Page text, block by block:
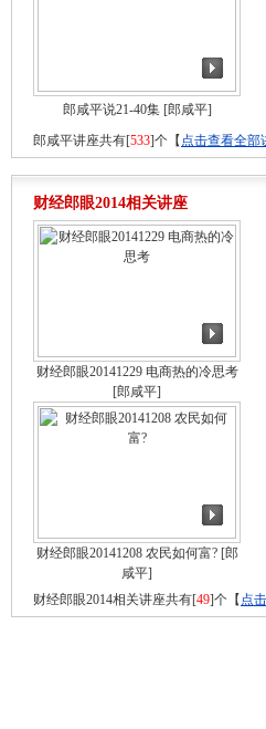
郎咸平说21-40集[郎咸平]
郎咸平讲座共有[533]个【 点击查看全部
财经郎眼2014相关讲座
财经郎眼20141229 电商热的冷思考
[郎咸平]
财经郎眼20141208 农民如何富?[郎
咸平]
财经郎眼2014相关讲座共有[49]个【 点